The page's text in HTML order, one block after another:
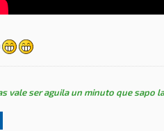
vale ser aguila un minuto que sapo